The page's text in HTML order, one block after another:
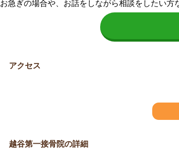
お急ぎの場合や、お話をしながら相談をしたい方
アクセス
越谷第一接骨院の詳細